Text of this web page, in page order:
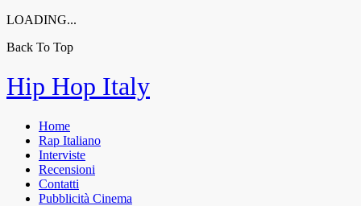
LOADING...
Back To Top
to
content
Hip Hop Italy
Home
Rap Italiano
Interviste
Recensioni
Contatti
Pubblicità Cinema